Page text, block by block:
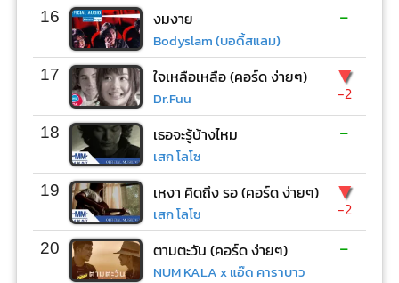
16 งมงาย
Bodyslam (บอดี้สแลม)
-
17 ใจเหลือเหลือ (คอร์ด ง่ายๆ)
Dr.Fuu
▼
-2
18 เธอจะรู้บ้างไหม
เสก โลโซ
-
19 เหงา คิดถึง รอ (คอร์ด ง่ายๆ)
เสก โลโซ
▼
-2
20 ตามตะวัน (คอร์ด ง่ายๆ)
NUM KALA x แอ๊ด คาราบาว
-